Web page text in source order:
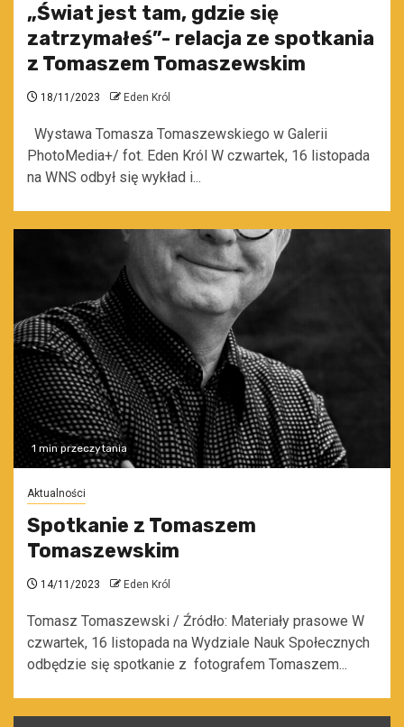
„Świat jest tam, gdzie się
zatrzymałeś”- relacja ze spotkania
z Tomaszem Tomaszewskim
18/11/2023 Eden Król
Wystawa Tomasza Tomaszewskiego w Galerii
PhotoMedia+/ fot. Eden Król W czwartek, 16 listopada
na WNS odbył się wykład i...
1 min przeczytania
Aktualności
Spotkanie z Tomaszem
Tomaszewskim
14/11/2023 Eden Król
Tomasz Tomaszewski / Źródło: Materiały prasowe W
czwartek, 16 listopada na Wydziale Nauk Społecznych
odbędzie się spotkanie z fotografem Tomaszem...